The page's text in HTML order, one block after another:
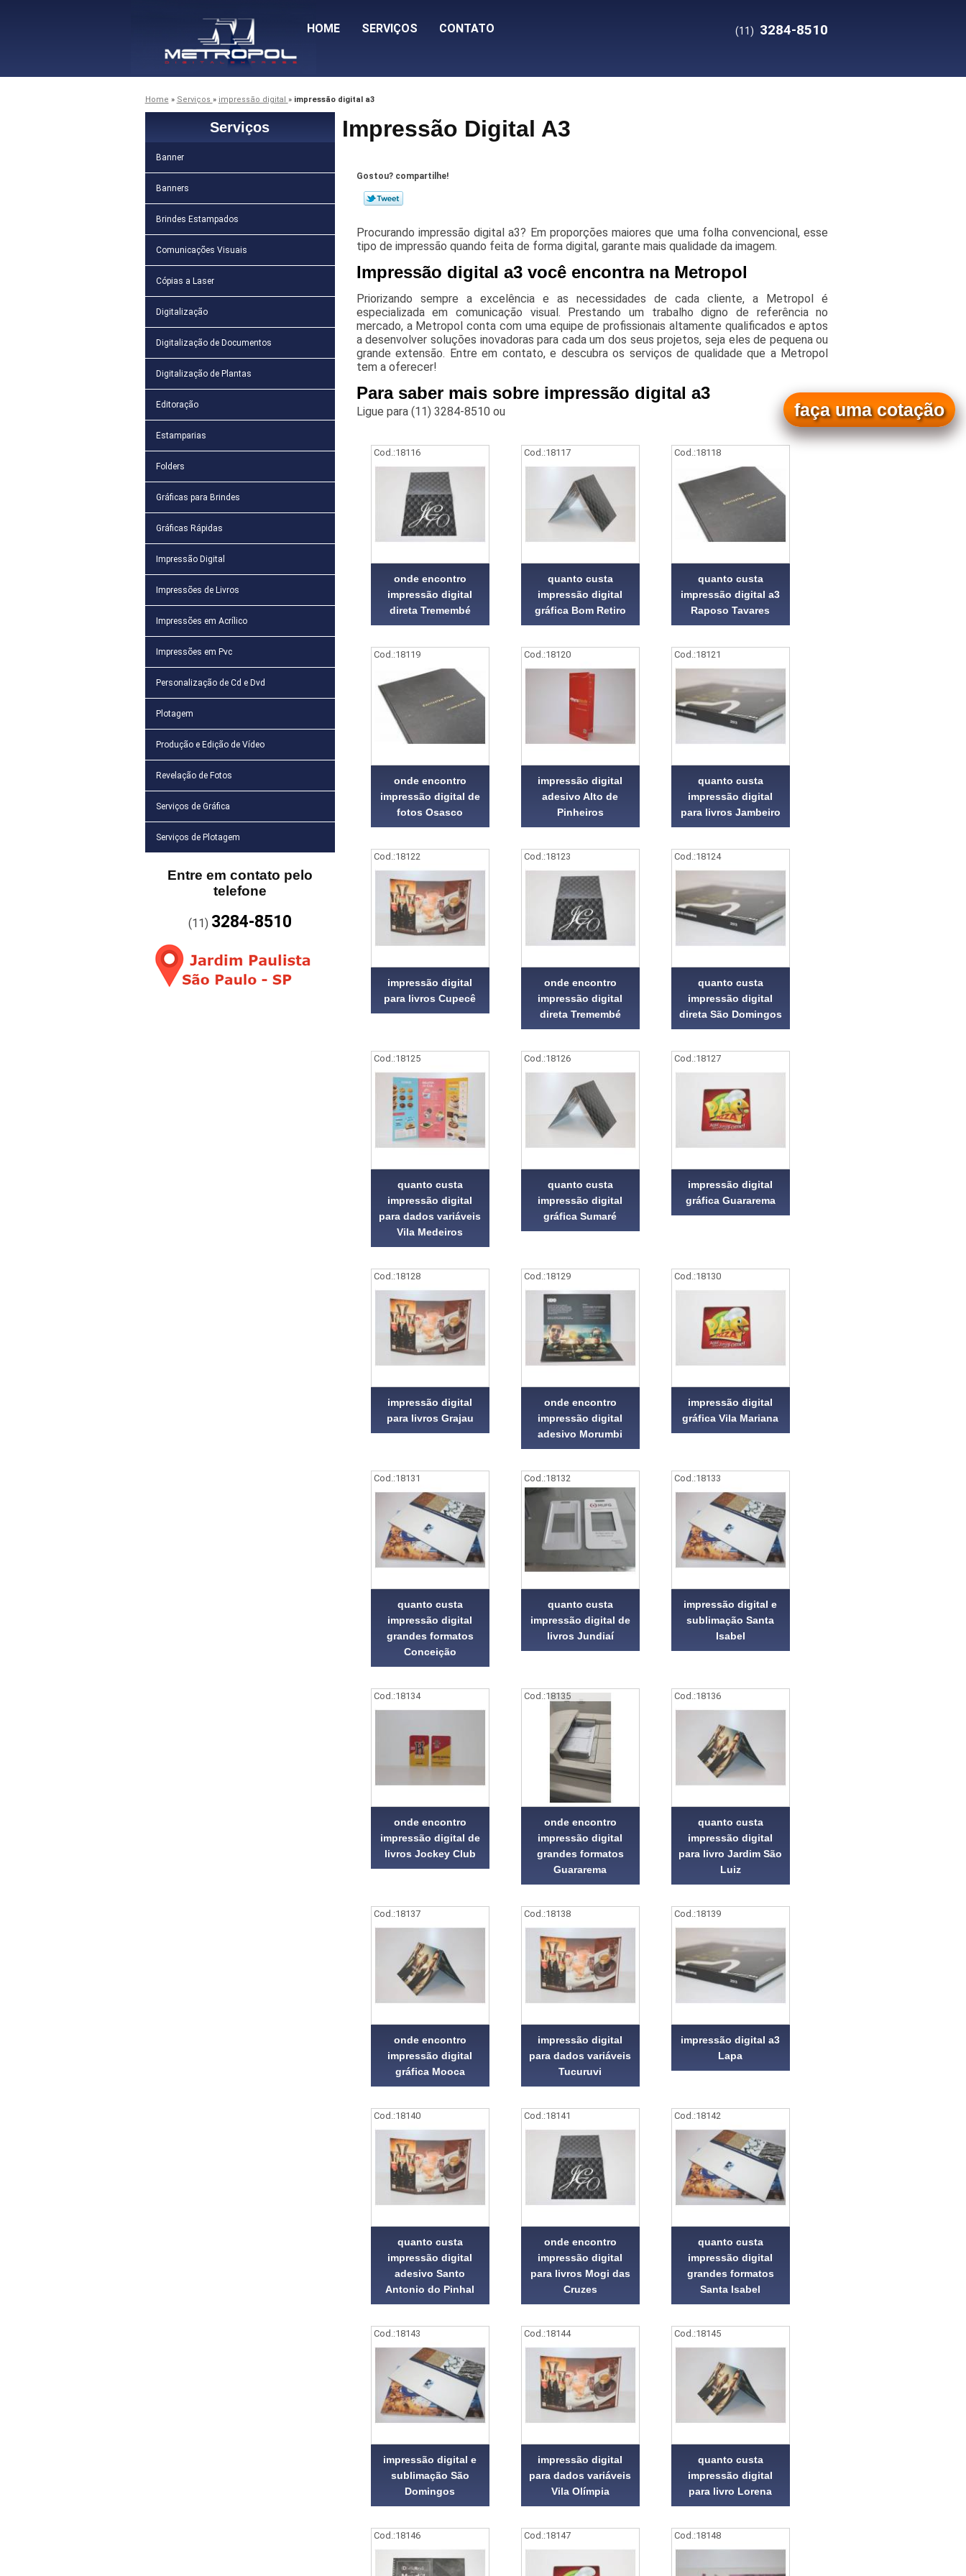
HOME SERVIÇOS CONTATO (11) 3284-8510
Home » Serviços » impressão digital » impressão digital a3
Serviços
Banner
Banners
Brindes Estampados
Comunicações Visuais
Cópias a Laser
Digitalização
Digitalização de Documentos
Digitalização de Plantas
Editoração
Estamparias
Folders
Gráficas para Brindes
Gráficas Rápidas
Impressão Digital
Impressões de Livros
Impressões em Acrílico
Impressões em Pvc
Personalização de Cd e Dvd
Plotagem
Produção e Edição de Vídeo
Revelação de Fotos
Serviços de Gráfica
Serviços de Plotagem
Entre em contato pelo
telefone
(11) 3284-8510
Impressão Digital A3
Gostou? compartilhe!
Procurando impressão digital a3? Em proporções maiores que uma folha convencional, esse
tipo de impressão quando feita de forma digital, garante mais qualidade da imagem.
Impressão digital a3 você encontra na Metropol
Priorizando sempre a excelência e as necessidades de cada cliente, a Metropol é
especializada em comunicação visual. Prestando um trabalho digno de referência no
mercado, a Metropol conta com uma equipe de profissionais altamente qualificados e aptos
a desenvolver soluções inovadoras para cada um dos seus projetos, seja eles de pequena ou
grande extensão. Entre em contato, e descubra os serviços de qualidade que a Metropol
tem a oferecer!
Para saber mais sobre impressão digital a3
Ligue para (11) 3284-8510ou faça uma cotação
Cod.:18116
onde encontro
impressão digital
direta Tremembé
Cod.:18117
quanto custa
impressão digital
gráfica Bom Retiro
Cod.:18118
quanto custa
impressão digital a3
Raposo Tavares
Cod.:18119
onde encontro
impressão digital de
fotos Osasco
Cod.:18120
impressão digital
adesivo Alto de
Pinheiros
Cod.:18121
quanto custa
impressão digital
para livros Jambeiro
Cod.:18122
impressão digital
para livros Cupecê
Cod.:18123
onde encontro
impressão digital
direta Tremembé
Cod.:18124
quanto custa
impressão digital
direta São Domingos
Cod.:18125
quanto custa
impressão digital
para dados variáveis
Vila Medeiros
Cod.:18126
quanto custa
impressão digital
gráfica Sumaré
Cod.:18127
impressão digital
gráfica Guararema
Cod.:18128
impressão digital
para livros Grajau
Cod.:18129
onde encontro
impressão digital
adesivo Morumbi
Cod.:18130
impressão digital
gráfica Vila Mariana
Cod.:18131
quanto custa
impressão digital
grandes formatos
Conceição
Cod.:18132
quanto custa
impressão digital de
livros Jundiaí
Cod.:18133
impressão digital e
sublimação Santa
Isabel
Cod.:18134
onde encontro
impressão digital de
livros Jockey Club
Cod.:18135
onde encontro
impressão digital
grandes formatos
Guararema
Cod.:18136
quanto custa
impressão digital
para livro Jardim São
Luiz
Cod.:18137
onde encontro
impressão digital
gráfica Mooca
Cod.:18138
impressão digital
para dados variáveis
Tucuruvi
Cod.:18139
impressão digital a3
Lapa
Cod.:18140
quanto custa
impressão digital
adesivo Santo
Antonio do Pinhal
Cod.:18141
onde encontro
impressão digital
para livros Mogi das
Cruzes
Cod.:18142
quanto custa
impressão digital
grandes formatos
Santa Isabel
Cod.:18143
impressão digital e
sublimação São
Domingos
Cod.:18144
impressão digital
para dados variáveis
Vila Olímpia
Cod.:18145
quanto custa
impressão digital
para livro Lorena
Cod.:18146 Cod.:18147 Cod.:18148